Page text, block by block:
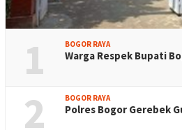
1 BOGOR RAYA
Warga Respek Bupati
2 BOGOR RAYA
Polres Bogor Gerebek